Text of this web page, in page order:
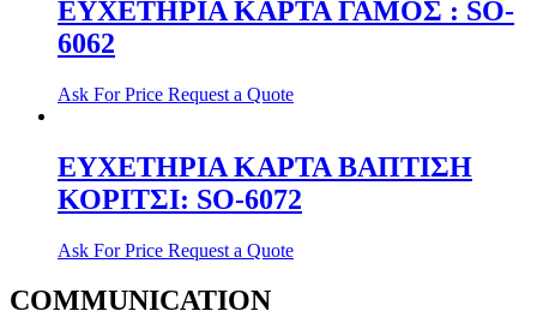
ΕΥΧΕΤΗΡΙΑ ΚΑΡΤΑ ΓΑΜΟΣ : SO-
6062
Ask For Price Request a Quote
ΕΥΧΕΤΗΡΙΑ ΚΑΡΤΑ ΒΑΠΤΙΣΗ
ΚΟΡΙΤΣΙ: SO-6072
Ask For Price Request a Quote
COMMUNICATION